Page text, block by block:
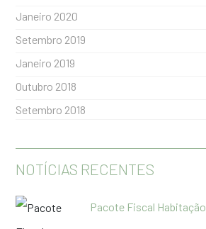
Janeiro 2020
Setembro 2019
Janeiro 2019
Outubro 2018
Setembro 2018
NOTÍCIAS RECENTES
Pacote Fiscal Habitação